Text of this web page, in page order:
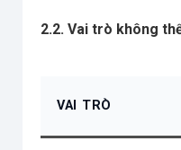
2.2. Vai trò không
VAI TRÒ